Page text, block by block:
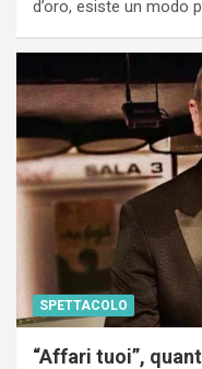
d’oro, esiste un modo
SPETTACOLO
“Affari tuoi”,